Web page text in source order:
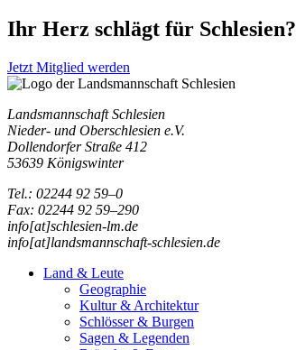
Ihr Herz schlägt für Schlesien?
Jetzt Mitglied werden
Landsmannschaft Schlesien
Nieder- und Oberschlesien e.V.
Dollendorfer Straße 412
53639 Königswinter
Tel.: 02244 92 59–0
Fax: 02244 92 59–290
info[at]schlesien-lm.de
info[at]landsmannschaft-schlesien.de
Land & Leute
Geographie
Kultur & Architektur
Schlösser & Burgen
Sagen & Legenden